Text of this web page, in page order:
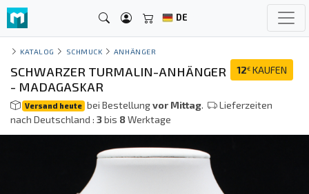
DE
KATALOG SCHMUCK ANHÄNGER
12€ KAUFEN
SCHWARZER TURMALIN-ANHÄNGER
- MADAGASKAR
Versand heute bei Bestellungvor Mittag.
Lieferzeiten
nach Deutschland : 3bis 8Werktage